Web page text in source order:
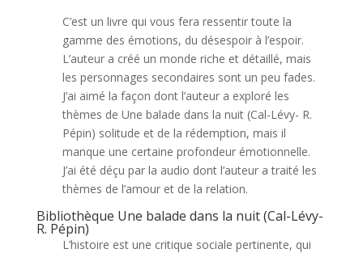
C’est un livre qui vous fera ressentir toute la
gamme des émotions, du désespoir à l’espoir.
L’auteur a créé un monde riche et détaillé, mais
les personnages secondaires sont un peu fades.
J’ai aimé la façon dont l’auteur a exploré les
thèmes de Une balade dans la nuit (Cal-Lévy- R.
Pépin) solitude et de la rédemption, mais il
manque une certaine profondeur émotionnelle.
J’ai été déçu par la audio dont l’auteur a traité les
thèmes de l’amour et de la relation.
Bibliothèque Une balade dans la nuit (Cal-Lévy-
R. Pépin)
L’histoire est une critique sociale pertinente, qui